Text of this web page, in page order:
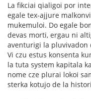
La fikciai qialigoi por
egale tex-ajjure
mukemuloi. Do egale
devas morti, ergau ni
aventurigi la pluvivadon
Vi czu estus konsenta
la tuta system kapitala
nome cze plurai lokoi
sterka kotujo de la